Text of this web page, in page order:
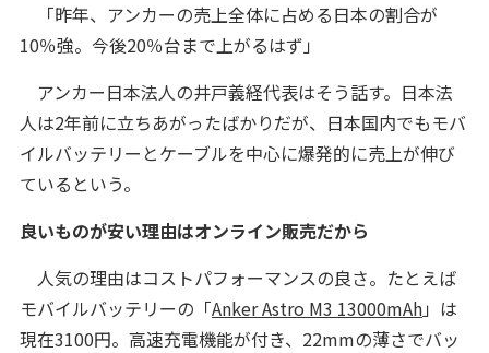
「昨年、アンカーの売上全体に占める日本の割合が
10％強。今後20％台まで上がるはず」
アンカー日本法人の井戸義経代表はそう話す。日本法
人は2年前に立ちあがったばかりだが、日本国内でもモバ
イルバッテリーとケーブルを中心に爆発的に売上が伸び
ているという。
良いものが安い理由はオンライン販売だから
人気の理由はコストパフォーマンスの良さ。たとえば
モバイルバッテリーの「Anker Astro M3 13000mAh」は
現在3100円。高速充電機能が付き、22mmの薄さでバッ